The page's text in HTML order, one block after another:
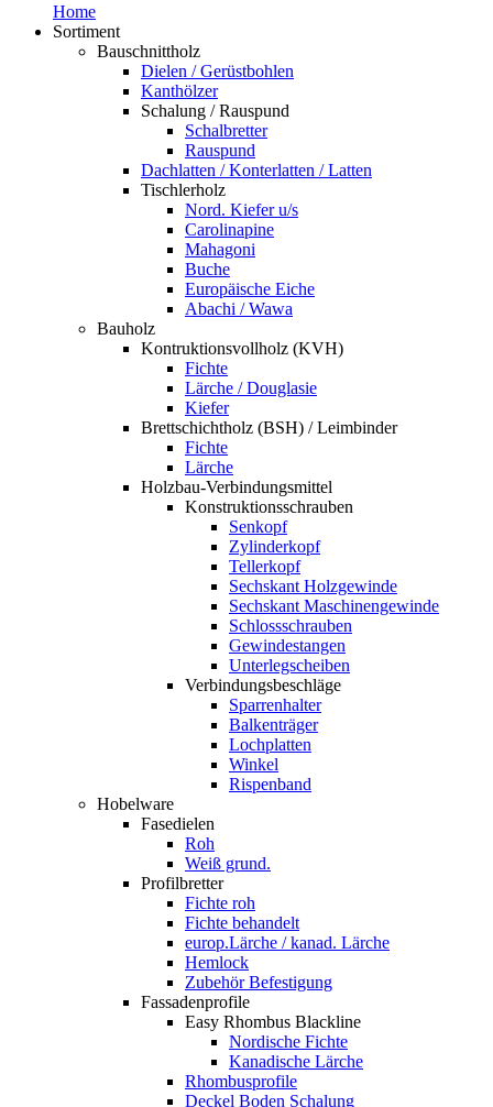
Home
Sortiment
Bauschnittholz
Dielen / Gerüstbohlen
Kanthölzer
Schalung / Rauspund
Schalbretter
Rauspund
Dachlatten / Konterlatten / Latten
Tischlerholz
Nord. Kiefer u/s
Carolinapine
Mahagoni
Buche
Europäische Eiche
Abachi / Wawa
Bauholz
Kontruktionsvollholz (KVH)
Fichte
Lärche / Douglasie
Kiefer
Brettschichtholz (BSH) / Leimbinder
Fichte
Lärche
Holzbau-Verbindungsmittel
Konstruktionsschrauben
Senkopf
Zylinderkopf
Tellerkopf
Sechskant Holzgewinde
Sechskant Maschinengewinde
Schlossschrauben
Gewindestangen
Unterlegscheiben
Verbindungsbeschläge
Sparrenhalter
Balkenträger
Lochplatten
Winkel
Rispenband
Hobelware
Fasedielen
Roh
Weiß grund.
Profilbretter
Fichte roh
Fichte behandelt
europ.Lärche / kanad. Lärche
Hemlock
Zubehör Befestigung
Fassadenprofile
Easy Rhombus Blackline
Nordische Fichte
Kanadische Lärche
Rhombusprofile
Deckel Boden Schalung